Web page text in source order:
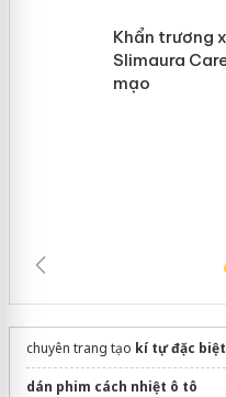
chuyên trang tạo kí tự đặc biệt
dán phim cách nhiệt ô tô